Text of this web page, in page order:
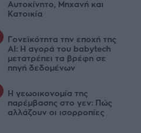
Αυτοκίνητο, Μηχανή και
Κατοικία
Γονεϊκότητα την εποχή της
AI: Η αγορά του babytech
μετατρέπει τα βρέφη σε
πηγή δεδομένων
Η γεωοικονομία της
παρέμβασης στο γεν: Πώς
αλλάζουν οι ισορροπίες